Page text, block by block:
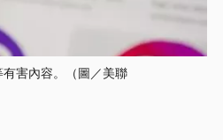
害內容。（圖／美聯